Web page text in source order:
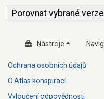
Nástroje
Ochrana osobních údajů
O Atlas konspirací
Vyloučení odpovědnosti